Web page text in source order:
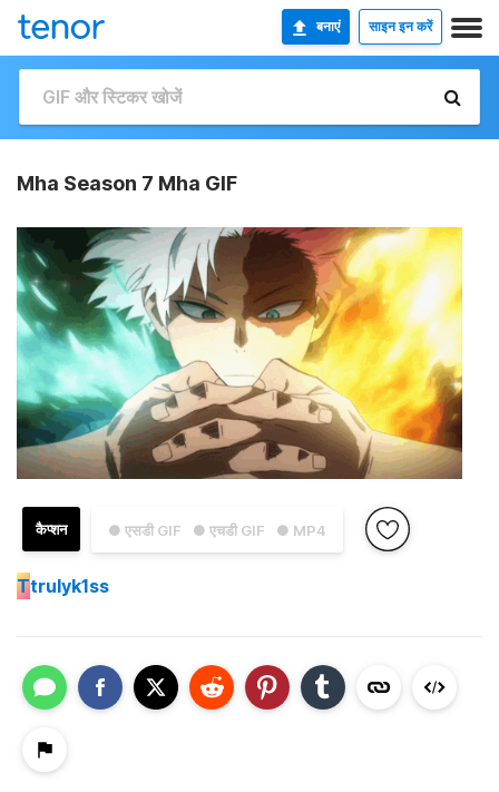
बनाएं साइन इन करें
Mha Season 7 Mha GIF
● एसडी GIF ● एचडी GIF ● MP4
कैप्शन
Ttrulyk1ss